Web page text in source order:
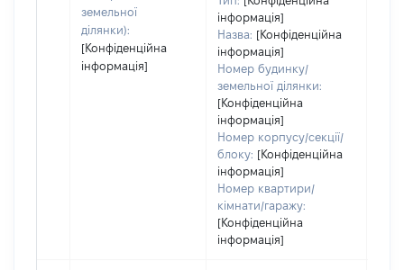
земельної
ділянки):
[Конфіденційна
інформація]
інформація]
Назва: [Конфіденційна
інформація]
Номер будинку/
земельної ділянки:
[Конфіденційна
інформація]
Номер корпусу/секції/
блоку: [Конфіденційна
інформація]
Номер квартири/
кімнати/гаражу:
[Конфіденційна
інформація]